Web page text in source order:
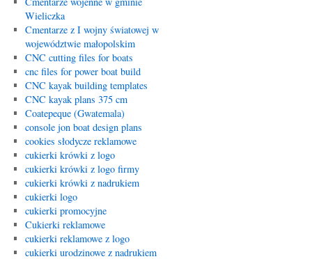
Wieliczka
Cmentarze z I wojny światowej w
województwie małopolskim
CNC cutting files for boats
cnc files for power boat build
CNC kayak building templates
CNC kayak plans 375 cm
Coatepeque (Gwatemala)
console jon boat design plans
cookies słodycze reklamowe
cukierki krówki z logo
cukierki krówki z logo firmy
cukierki krówki z nadrukiem
cukierki logo
cukierki promocyjne
Cukierki reklamowe
cukierki reklamowe z logo
cukierki urodzinowe z nadrukiem